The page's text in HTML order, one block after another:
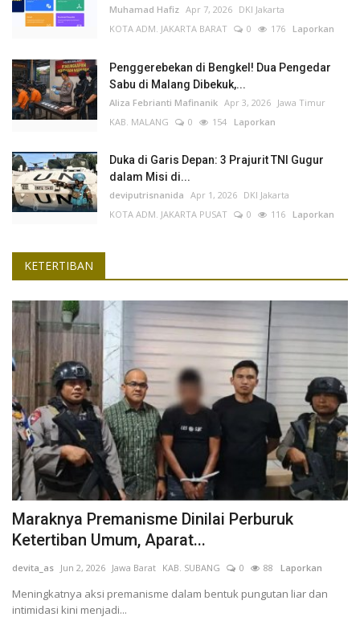
Muhamad Hafiz Apr 7, 2026 DKI Jakarta
KOTA ADM. JAKARTA BARAT
0 176 Laporkan
Penggerebekan di Bengkel! Dua Pengedar
Sabu di Malang Dibekuk,...
Aliza Febrianti Mafinanik Apr 3, 2026 Jawa Timur
KAB. MALANG
0 154 Laporkan
Duka di Garis Depan: 3 Prajurit TNI Gugur
dalam Misi di...
deviputrisnanida Apr 1, 2026 DKI Jakarta
KOTA ADM. JAKARTA PUSAT
0 116 Laporkan
KETERTIBAN
Maraknya Premanisme Dinilai Perburuk
Ketertiban Umum, Aparat...
devita_as Jun 2, 2026 Jawa Barat KAB. SUBANG 0 88 Laporkan
Meningkatnya aksi premanisme dalam bentuk pungutan liar dan
intimidasi kini menjadi...